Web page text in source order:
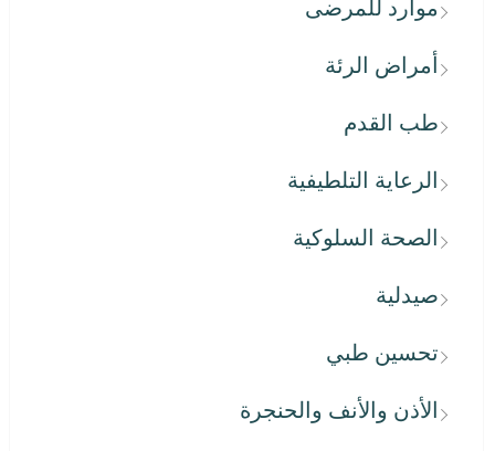
موارد للمرضى
أمراض الرئة
طب القدم
الرعاية التلطيفية
الصحة السلوكية
صيدلية
تحسين طبي
الأذن والأنف والحنجرة